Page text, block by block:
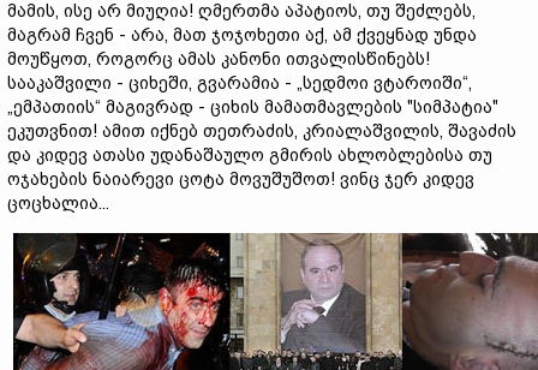
მამის, ისე არ მიუღია! ღმერთმა აპატიოს, თუ შეძლებს,
მაგრამ ჩვენ - არა, მათ ჯოჯოხეთი აქ, ამ ქვეყნად უნდა
მოუწყოთ, როგორც ამას კანონი ითვალისწინებს!
სააკაშვილი - ციხეში, გვარამია - „სედმოი ვტაროიში“,
„ემპათიის“ მაგივრად - ციხის მამათმავლების "სიმპატია"
ეკუთვნით! ამით იქნებ თეთრაძის, კრიალაშვილის, შავაძის
და კიდევ ათასი უდანაშაულო გმირის ახლობლებისა თუ
ოჯახების ნაიარევი ცოტა მოვუშუშოთ! ვინც ჯერ კიდევ
ცოცხალია...